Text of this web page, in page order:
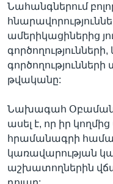
Նահանգներում
ամերիկացիներից
թվականը:
Նախագահ Օբաման
ասել է, որ իր
հրամանագրի
կառավարության
աշխատողներին